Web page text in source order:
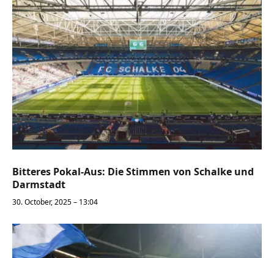
Bitteres Pokal-Aus: Die Stimmen von Schalke und
Darmstadt
30. October, 2025 – 13:04